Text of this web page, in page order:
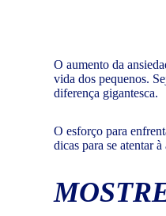
O aumento da
vida dos pequenos.
diferença gigantesca.
O esforço para
dicas para se atentar